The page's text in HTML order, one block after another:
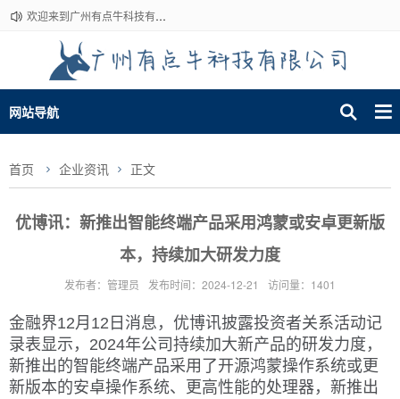
欢迎来到广州有点牛科技有限公司~
网站导航
首页 企业资讯 正文
优博讯：新推出智能终端产品采用鸿蒙或安卓更新版
本，持续加大研发力度
发布者：管理员 发布时间：2024-12-21 访问量：1401
金融界12月12日消息，优博讯披露投资者关系活动记
录表显示，2024年公司持续加大新产品的研发力度，
新推出的智能终端产品采用了开源鸿蒙操作系统或更
新版本的安卓操作系统、更高性能的处理器，新推出